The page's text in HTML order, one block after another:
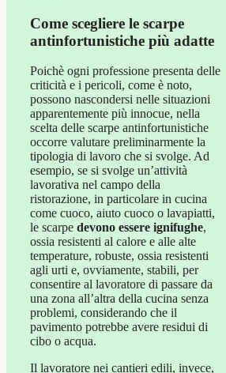
Come scegliere le scarpe
antinfortunistiche più adatte
Poichè ogni professione presenta delle
criticità e i pericoli, come è noto,
possono nascondersi nelle situazioni
apparentemente più innocue, nella
scelta delle scarpe antinfortunistiche
occorre valutare preliminarmente la
tipologia di lavoro che si svolge. Ad
esempio, se si svolge un’attività
lavorativa nel campo della
ristorazione, in particolare in cucina
come cuoco, aiuto cuoco o lavapiatti,
le scarpe devono essere ignifughe,
ossia resistenti al calore e alle alte
temperature, robuste, ossia resistenti
agli urti e, ovviamente, stabili, per
consentire al lavoratore di passare da
una zona all’altra della cucina senza
problemi, considerando che il
pavimento potrebbe avere residui di
cibo o acqua.
Il lavoratore nei cantieri edili, invece,